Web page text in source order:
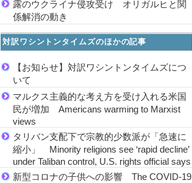
露のウクライナ侵攻受け オリガルヒと関
係解消の動き
対訳ワシントンタイムズのほかの記事
【お知らせ】対訳ワシントンタイムズにつ
いて
マルクス主義的な考え方を受け入れる米国
民が増加 Americans warming to Marxist
views
タリバン支配下で宗教的少数派が「急速に
縮小」 Minority religions see ‘rapid decline’
under Taliban control, U.S. rights official says
新型コロナの子供への影響 The COVID-19